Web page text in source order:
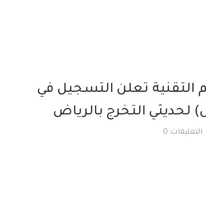
التقنية تعلن التسجيل في
لحديثي التخرج بالرياض
التعليقات: 0